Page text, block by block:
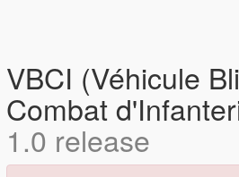
VBCI (Véhicule
Combat
1.0 release